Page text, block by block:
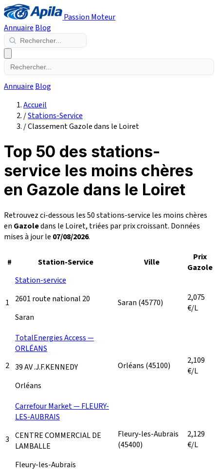
Passion Moteur
Annuaire Blog
Annuaire Blog
Accueil
/Stations-Service
/Classement Gazole dans le Loiret
Top 50 des stations-
service les moins chères
en Gazole dans le Loiret
Retrouvez ci-dessous les 50 stations-service les moins chères
en Gazoledans le Loiret, triées par prix croissant. Données
mises à jour le 07/08/2026.
# Station-Service Ville
Prix
Gazole
1
Station-service
2601 route national 20
Saran
Saran (45770)
2,075
€/L
2
TotalEnergies Access —
ORLÉANS
39 AV .J.F.KENNEDY
Orléans
Orléans (45100)
2,109
€/L
3
Carrefour Market — FLEURY-
LES-AUBRAIS
CENTRE COMMERCIAL DE
LAMBALLE
Fleury-les-Aubrais
Fleury-les-Aubrais
(45400)
2,129
€/L